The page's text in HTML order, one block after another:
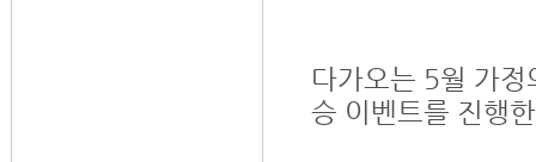
다가오는 5월 가
승 이벤트를 진행